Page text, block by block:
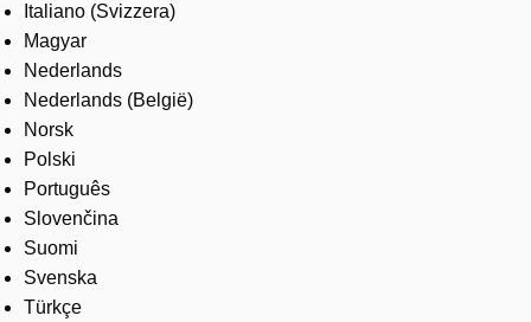
Italiano (Svizzera)
Magyar
Nederlands
Nederlands (België)
Norsk
Polski
Português
Slovenčina
Suomi
Svenska
Türkçe